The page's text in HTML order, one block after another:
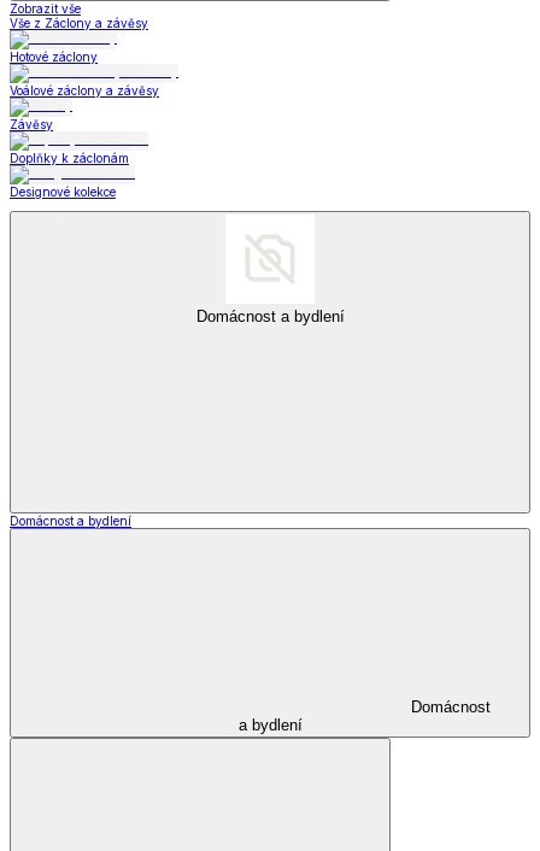
Zobrazit vše
Vše z Záclony a závěsy
Hotové záclony
Voálové záclony a závěsy
Závěsy
Doplňky k záclonám
Designové kolekce
Domácnost a bydlení
Domácnost a bydlení
Domácnost
a bydlení